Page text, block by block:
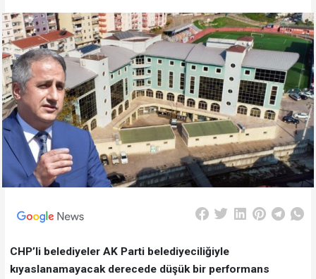
CHP’li belediyeler AK Parti belediyeciliğiyle
kıyaslanamayacak derecede düşük bir performans